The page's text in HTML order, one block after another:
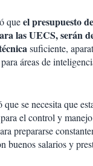
queel presupuesto
las UECS, serán
suficiente,
áreas de
se necesita que
el control y
prepararse
buenos salarios y